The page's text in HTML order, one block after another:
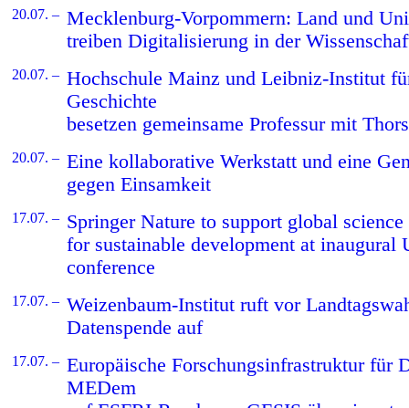
20.07. – Mecklenburg-Vorpommern: Land und
treiben Digitalisierung in der
20.07. – Hochschule Mainz und Leibniz-Institut
Geschichte
besetzen gemeinsame Professur mit
20.07. – Eine kollaborative Werkstatt und eine
gegen Einsamkeit
17.07. – Springer Nature to support global
for sustainable development at inaugural
conference
17.07. – Weizenbaum-Institut ruft vor
Datenspende auf
17.07. – Europäische Forschungsinfrastruktur für
MEDem